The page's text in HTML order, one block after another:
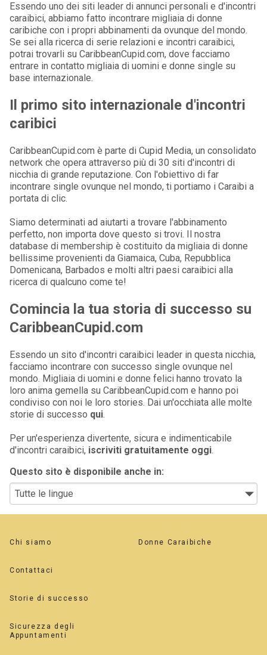
Essendo uno dei siti leader di annunci personali e d'incontri
caraibici, abbiamo fatto incontrare migliaia di donne
caribiche con i propri abbinamenti da ovunque del mondo.
Se sei alla ricerca di serie relazioni e incontri caraibici,
potrai trovarli su CaribbeanCupid.com, dove facciamo
entrare in contatto migliaia di uomini e donne single su
base internazionale.
Il primo sito internazionale d'incontri
caribici
CaribbeanCupid.com è parte di Cupid Media, un consolidato
network che opera attraverso più di 30 siti d'incontri di
nicchia di grande reputazione. Con l'obiettivo di far
incontrare single ovunque nel mondo, ti portiamo i Caraibi a
portata di clic.
Siamo determinati ad aiutarti a trovare l'abbinamento
perfetto, non importa dove questo si trovi. Il nostra
database di membership è costituito da migliaia di donne
bellissime provenienti da Giamaica, Cuba, Repubblica
Domenicana, Barbados e molti altri paesi caraibici alla
ricerca di qualcuno come te!
Comincia la tua storia di successo su
CaribbeanCupid.com
Essendo un sito d'incontri caraibici leader in questa nicchia,
facciamo incontrare con successo single ovunque nel
mondo. Migliaia di uomini e donne felici hanno trovato la
loro anima gemella su CaribbeanCupid.com e hanno poi
condiviso con noi le loro stories. Dai un'occhiata alle molte
storie di successo qui.
Per un'esperienza divertente, sicura e indimenticabile
d'incontri caraibici, iscriviti gratuitamente oggi.
Questo sito è disponibile anche in:
Chi siamo
Contattaci
Storie di successo
Sicurezza degli
Appuntamenti
Donne Caraibiche